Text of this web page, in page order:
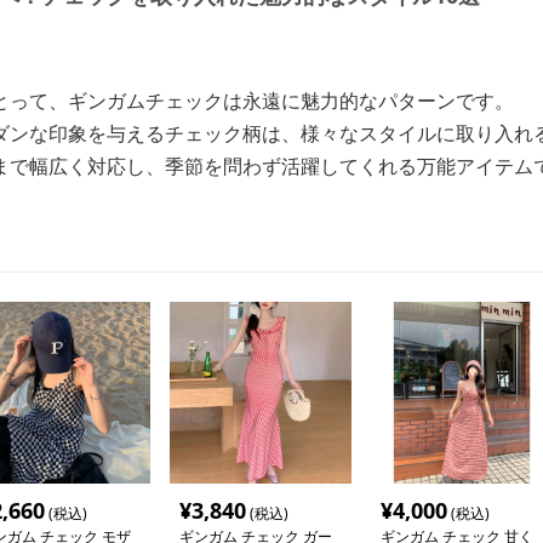
て、ギンガムチェックは永遠に魅力的なパターンです。
な印象を与えるチェック柄は、様々なスタイルに取り入れ
幅広く対応し、季節を問わず活躍してくれる万能アイテム
(税込)
ガム チェック モザ
¥3,840(税込)
ギンガム チェック ガー
¥4,000(税込)
ギンガム チェック 甘く